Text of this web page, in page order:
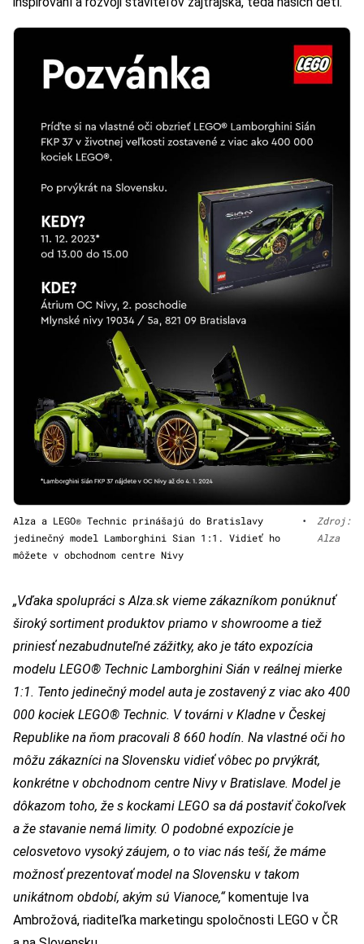
Alza a LEGO® Technic prinášajú do Bratislavy
jedinečný model Lamborghini Sian 1:1. Vidieť ho
môžete v obchodnom centre Nivy
•
Zdroj:
Alza
„Vďaka spolupráci s Alza.sk vieme zákazníkom ponúknuť
široký sortiment produktov priamo v showroome a tiež
priniesť nezabudnuteľné zážitky, ako je táto expozícia
modelu LEGO® Technic Lamborghini Sián v reálnej mierke
1:1. Tento jedinečný model auta je zostavený z viac ako 400
000 kociek LEGO® Technic. V továrni v Kladne v Českej
Republike na ňom pracovali 8 660 hodín. Na vlastné oči ho
môžu zákazníci na Slovensku vidieť vôbec po prvýkrát,
konkrétne v obchodnom centre Nivy v Bratislave. Model je
dôkazom toho, že s kockami LEGO sa dá postaviť čokoľvek
a že stavanie nemá limity. O podobné expozície je
celosvetovo vysoký záujem, o to viac nás teší, že máme
možnosť prezentovať model na Slovensku v takom
unikátnom období, akým sú Vianoce,“komentuje Iva
Ambrožová, riaditeľka marketingu spoločnosti LEGO v ČR